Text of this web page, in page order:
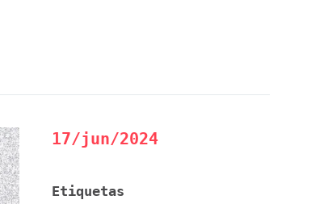
17/jun/2024
Etiquetas